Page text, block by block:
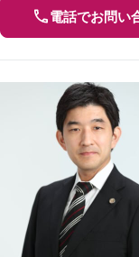
電話でお問い